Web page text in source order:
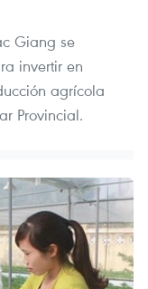
Giang se
invertir en
agrícola
Provincial.